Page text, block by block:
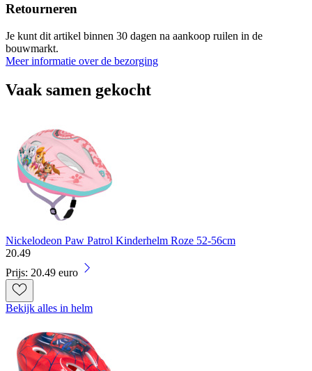
Retourneren
Je kunt dit artikel binnen 30 dagen na aankoop ruilen in de
bouwmarkt.
Meer informatie over de bezorging
Vaak samen gekocht
Nickelodeon Paw Patrol Kinderhelm Roze 52-56cm
20.49
Prijs: 20.49 euro
Bekijk alles in helm